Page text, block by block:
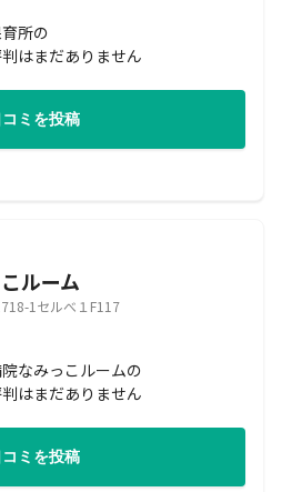
所の
はまだありません
コミを投稿
ルーム
1セルべ１F117
なみっこルームの
はまだありません
コミを投稿